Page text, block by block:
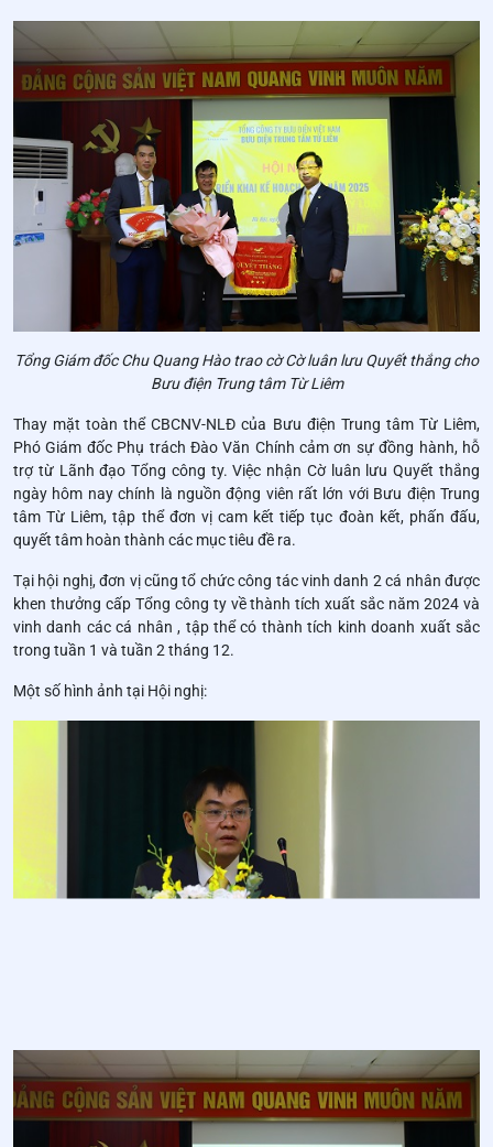
Tổng Giám đốc Chu Quang Hào trao cờ Cờ luân lưu Quyết thắng cho
Bưu điện Trung tâm Từ Liêm
Thay mặt toàn thể CBCNV-NLĐ của Bưu điện Trung tâm Từ Liêm,
Phó Giám đốc Phụ trách Đào Văn Chính cảm ơn sự đồng hành, hỗ
trợ từ Lãnh đạo Tổng công ty. Việc nhận Cờ luân lưu Quyết thắng
ngày hôm nay chính là nguồn động viên rất lớn với Bưu điện Trung
tâm Từ Liêm, tập thể đơn vị cam kết tiếp tục đoàn kết, phấn đấu,
quyết tâm hoàn thành các mục tiêu đề ra.
Tại hội nghị, đơn vị cũng tổ chức công tác vinh danh 2 cá nhân được
khen thưởng cấp Tổng công ty về thành tích xuất sắc năm 2024 và
vinh danh các cá nhân , tập thể có thành tích kinh doanh xuất sắc
trong tuần 1 và tuần 2 tháng 12.
Một số hình ảnh tại Hội nghị: